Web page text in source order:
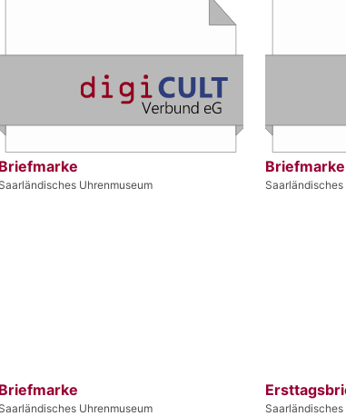
Briefmarke
Saarländisches Uhrenmuseum
Briefmarke
Briefmarke
Saarländisches Uhrenmuseum